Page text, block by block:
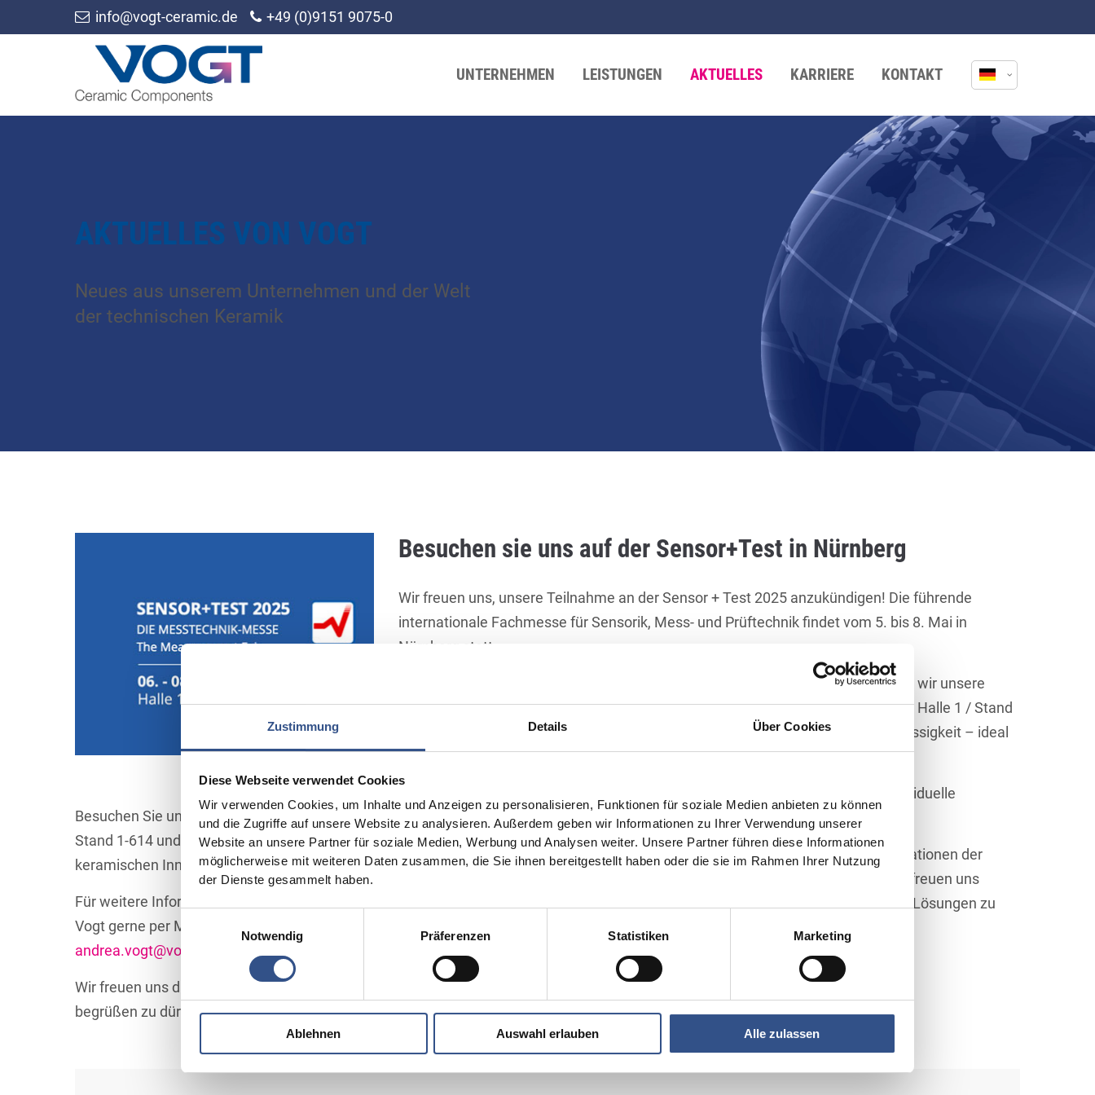
Zustimmung Details Über Cookies
Diese Webseite verwendet Cookies
Wir verwenden Cookies, um Inhalte und Anzeigen zu personalisieren, Funktionen für soziale Medien anbieten zu können
und die Zugriffe auf unsere Website zu analysieren. Außerdem geben wir Informationen zu Ihrer Verwendung unserer
Website an unsere Partner für soziale Medien, Werbung und Analysen weiter. Unsere Partner führen diese Informationen
möglicherweise mit weiteren Daten zusammen, die Sie ihnen bereitgestellt haben oder die sie im Rahmen Ihrer Nutzung
der Dienste gesammelt haben.
Notwendig
Präferenzen Statistiken Marketing
Ablehnen Auswahl erlauben Alle zulassen
info@vogt-ceramic.de +49 (0)9151 9075-0
UNTERNEHMEN LEISTUNGEN AKTUELLES KARRIERE KONTAKT
AKTUELLES VON VOGT
Neues aus unserem Unternehmen und der Welt
der technischen Keramik
Besuchen Sie unseren Stand in Halle 1 /
Stand 1-614 und erleben Sie die Welt der
keramischen Innovationen hautnah!
Für weitere Informationen steht Ihnen Frau
Vogt gerne per Mail zur Verfügung:
andrea.vogt@vogt-ceramic.de
Wir freuen uns darauf, Sie auf der Messe
begrüßen zu dürfen!
Besuchen sie uns auf der Sensor+Test in Nürnberg
Wir freuen uns, unsere Teilnahme an der Sensor + Test 2025 anzukündigen! Die führende
internationale Fachmesse für Sensorik, Mess- und Prüftechnik findet vom 5. bis 8. Mai in
Nürnberg statt.
Als innovativer Hersteller hochwertiger keramischer Komponenten präsentieren wir unsere
maßgeschneiderten Anwendungen und Lösungen für verschiedene Branchen in Halle 1 / Stand
1-614. Unsere Produkte stehen für höchste Präzision, Langlebigkeit und Zuverlässigkeit – ideal
für anspruchsvolle Einsatzbereiche in der Sensorik und Messtechnik.
Unser Team steht Ihnen vor Ort zur Verfügung, um Fragen zu beantworten, individuelle
Beratungen anzubieten und potenzielle Partnerschaften zu besprechen.
Die Sensor + Test 2025 bietet eine einzigartige Gelegenheit, die neuesten Innovationen der
Branche zu entdecken und sich mit Experten aus aller Welt auszutauschen. Wir freuen uns
darauf, mit Ihnen über zukünftige Entwicklungen zu sprechen und gemeinsame Lösungen zu
entwickeln.